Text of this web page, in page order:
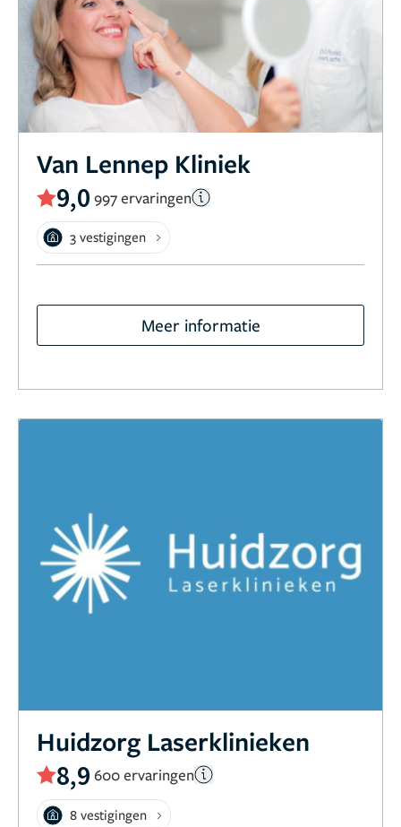
Van Lennep Kliniek
9,0 997 ervaringen
3 vestigingen
Meer informatie
Huidzorg Laserklinieken
8,9 600 ervaringen
8 vestigingen